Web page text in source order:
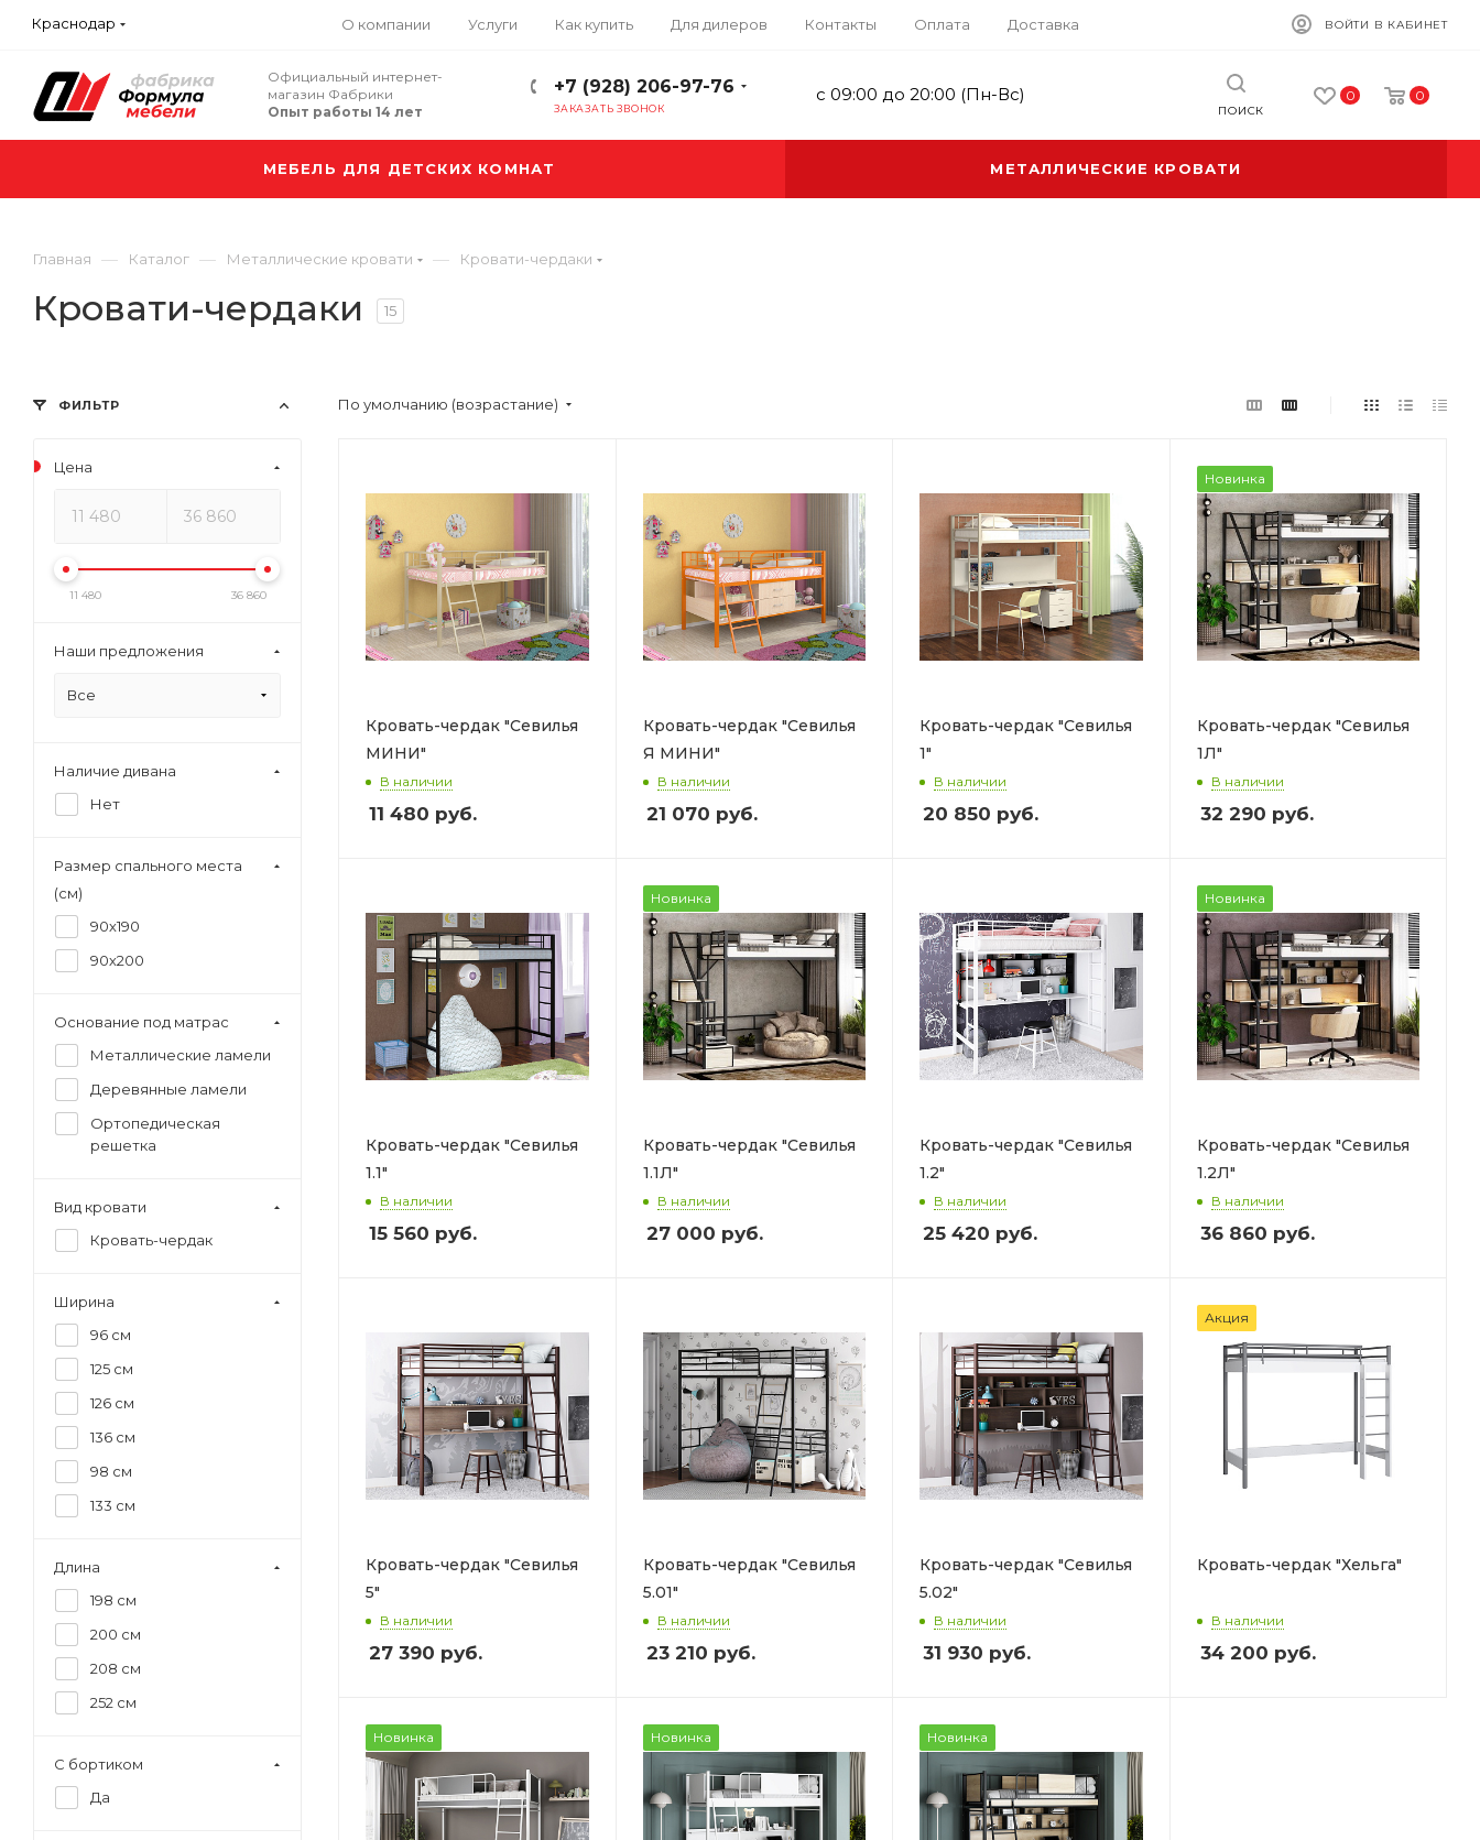
Краснодар О компании Услуги Как купить Для дилеров Контакты Оплата Доставка ВОЙТИ В КАБИНЕТ
Официальный интернет-
магазин Фабрики
Опыт работы 14 лет
+7 (928) 206-97-76
ЗАКАЗАТЬ ЗВОНОК
с 09:00 до 20:00 (Пн-Вс) 0 0
ПОИСК
МЕБЕЛЬ ДЛЯ ДЕТСКИХ КОМНАТ МЕТАЛЛИЧЕСКИЕ КРОВАТИ
Главная — Каталог — Металлические кровати — Кровати-чердаки
Кровати-чердаки 15
По умолчанию (возрастание)
Кровать-чердак "Севилья
МИНИ"
В наличии
11 480 руб.
Кровать-чердак "Севилья
Я МИНИ"
В наличии
21 070 руб.
Кровать-чердак "Севилья
1"
В наличии
20 850 руб.
Новинка
Кровать-чердак "Севилья
1Л"
В наличии
32 290 руб.
Кровать-чердак "Севилья
1.1"
В наличии
15 560 руб.
Новинка
Кровать-чердак "Севилья
1.1Л"
В наличии
27 000 руб.
Кровать-чердак "Севилья
1.2"
В наличии
25 420 руб.
Новинка
Кровать-чердак "Севилья
1.2Л"
В наличии
36 860 руб.
Кровать-чердак "Севилья
5"
В наличии
27 390 руб.
Кровать-чердак "Севилья
5.01"
В наличии
23 210 руб.
Кровать-чердак "Севилья
5.02"
В наличии
31 930 руб.
Акция
Кровать-чердак "Хельга"
В наличии
34 200 руб.
Новинка Новинка Новинка
ФИЛЬТР
Цена
11 480 36 860
Наши предложения
Все
Наличие дивана
Нет
Размер спального места
(см)
90х190
90х200
Основание под матрас
Металлические ламели
Деревянные ламели
Ортопедическая
решетка
Вид кровати
Кровать-чердак
Ширина
96 см
125 см
126 см
136 см
98 см
133 см
Длина
198 см
200 см
208 см
252 см
С бортиком
Да